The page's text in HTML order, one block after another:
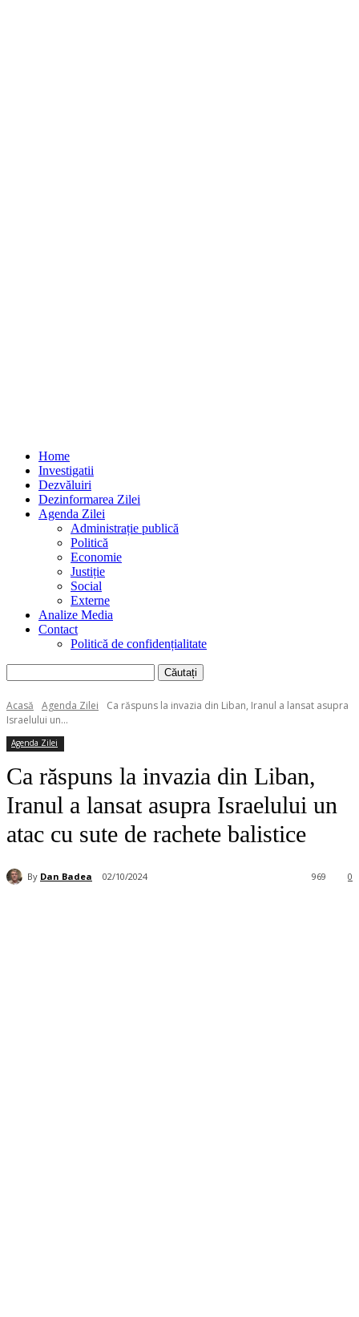
Home
Investigatii
Dezvăluiri
Dezinformarea Zilei
Agenda Zilei
Administrație publică
Politică
Economie
Justiție
Social
Externe
Analize Media
Contact
Politică de confidențialitate
Acasă Agenda Zilei
Ca răspuns la invazia din Liban, Iranul a lansat asupra
Israelului un...
Agenda Zilei
Ca răspuns la invazia din Liban,
Iranul a lansat asupra Israelului un
atac cu sute de rachete balistice
By Dan Badea 02/10/2024 0
969